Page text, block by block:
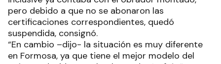
pero debido a que no se abonaron las
certificaciones correspondientes, quedó
suspendida, consignó.
“En cambio –dijo- la situación es muy diferente
en Formosa, ya que tiene el mejor modelo del